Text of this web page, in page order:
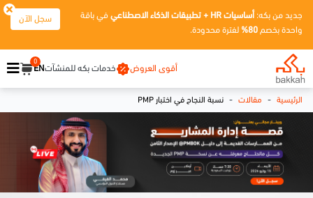
جديد من بكه: أساسيات HR + تطبيقات الذكاء الاصطناعي
في باقة
واحدة بخصم 80% لفترة محدودة.
سجل الآن
أقوى العروض خدمات بكه للمنشآتEN
0
الرئيسية - مقالات - نسبة النجاح في اختبار PMP